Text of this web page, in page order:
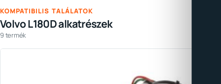
KOMPATIBILIS TALÁLATOK
Volvo L180D alkatrészek
9 termék